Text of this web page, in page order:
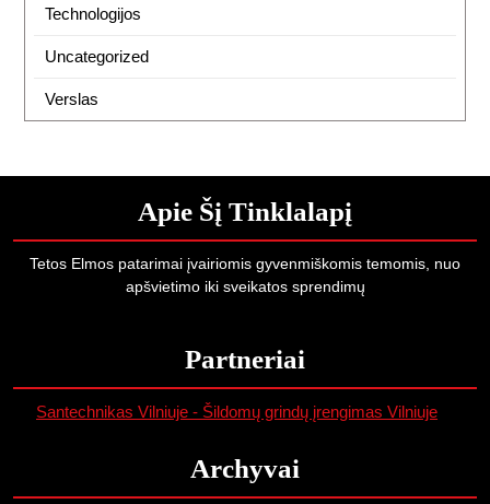
Technologijos
Uncategorized
Verslas
Apie Šį Tinklalapį
Tetos Elmos patarimai įvairiomis gyvenmiškomis temomis, nuo
apšvietimo iki sveikatos sprendimų
Partneriai
Santechnikas Vilniuje - Šildomų grindų įrengimas Vilniuje
Archyvai